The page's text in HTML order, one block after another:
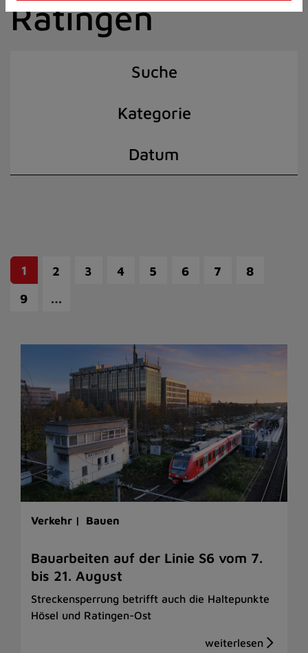
I)
Ratingen
Suche
Kategorie
Datum
1 2 3 4 5 6 7
8
9
…
Verkehr | Bauen
Bauarbeiten auf der Linie S6 vom 7.
bis 21. August
Streckensperrung betrifft auch die Haltepunkte
Hösel und Ratingen-Ost